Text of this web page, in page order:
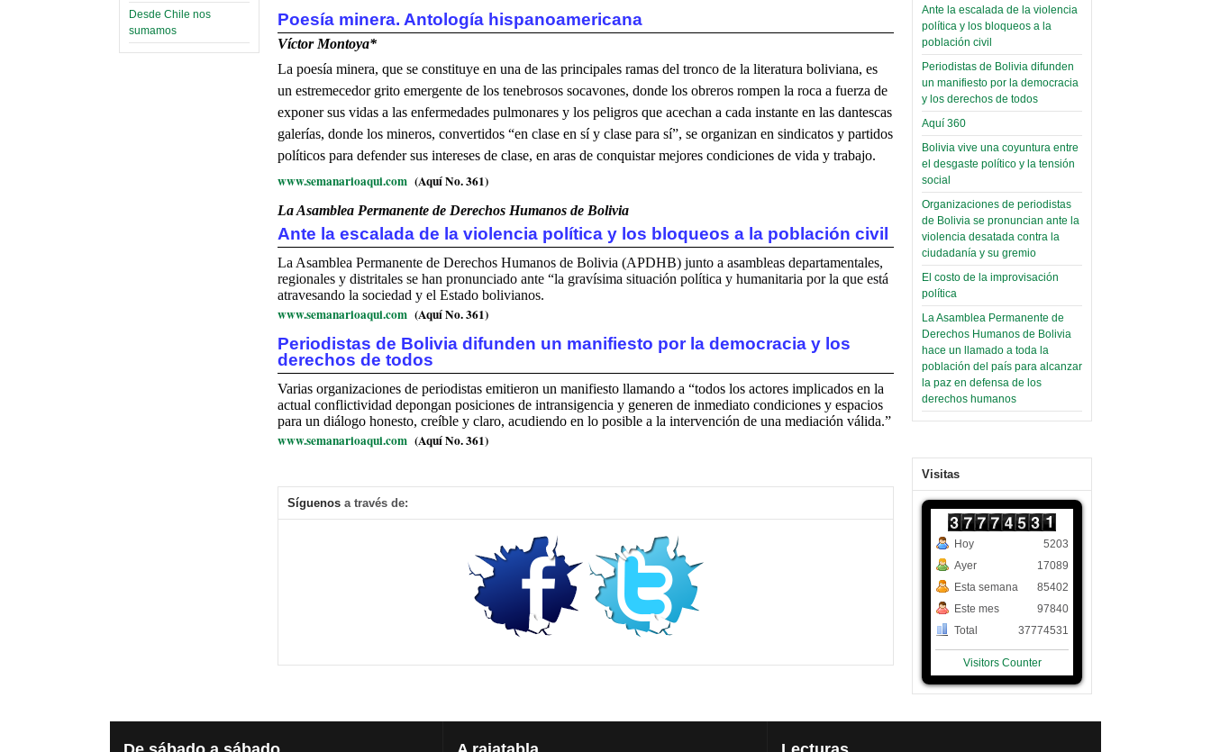
Desde Chile nos
sumamos
Poesía minera. Antología hispanoamericana
Víctor Montoya*
La poesía minera, que se constituye en una de las principales ramas del tronco de la literatura boliviana, es
un estremecedor grito emergente de los tenebrosos socavones, donde los obreros rompen la roca a fuerza de
exponer sus vidas a las enfermedades pulmonares y los peligros que acechan a cada instante en las dantescas
galerías, donde los mineros, convertidos “en clase en sí y clase para sí”, se organizan en sindicatos y partidos
políticos para defender sus intereses de clase, en aras de conquistar mejores condiciones de vida y trabajo.
www.semanarioaqui.com (Aquí No. 361)
La Asamblea Permanente de Derechos Humanos de Bolivia
Ante la escalada de la violencia política y los bloqueos a la población civil
La Asamblea Permanente de Derechos Humanos de Bolivia (APDHB) junto a asambleas departamentales,
regionales y distritales se han pronunciado ante “la gravísima situación política y humanitaria por la que está
atravesando la sociedad y el Estado bolivianos.
www.semanarioaqui.com (Aquí No. 361)
Periodistas de Bolivia difunden un manifiesto por la democracia y los
derechos de todos
Varias organizaciones de periodistas emitieron un manifiesto llamando a “todos los actores implicados en la
actual conflictividad depongan posiciones de intransigencia y generen de inmediato condiciones y espacios
para un diálogo honesto, creíble y claro, acudiendo en lo posible a la intervención de una mediación válida.”
www.semanarioaqui.com (Aquí No. 361)
Síguenos a través de:
Domingo, 12 Mayo 2019
Read more...
Ante la escalada de la violencia
política y los bloqueos a la
población civil
Periodistas de Bolivia difunden
un manifiesto por la democracia
y los derechos de todos
Aquí 360
Bolivia vive una coyuntura entre
el desgaste político y la tensión
social
Organizaciones de periodistas
de Bolivia se pronuncian ante la
violencia desatada contra la
ciudadanía y su gremio
El costo de la improvisación
política
La Asamblea Permanente de
Derechos Humanos de Bolivia
hace un llamado a toda la
población del país para alcanzar
la paz en defensa de los
derechos humanos
Visitas
Hoy
Ayer
Esta semana
Este mes
Total
5203
17089
85402
97840
37774531
Visitors Counter